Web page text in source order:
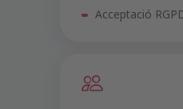
Acceptació